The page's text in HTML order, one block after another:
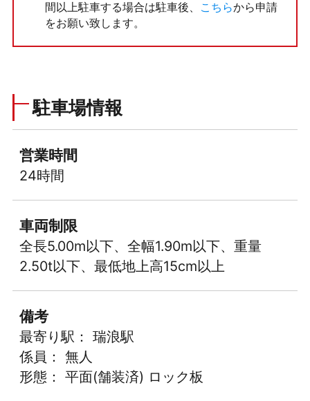
間以上駐車する場合は駐車後、
こちらから申請
をお願い致します。
駐車場情報
営業時間
24時間
車両制限
全長5.00m以下、全幅1.90m以下、重量
2.50t以下、最低地上高15cm以上
備考
最寄り駅： 瑞浪駅
係員： 無人
形態： 平面(舗装済) ロック板